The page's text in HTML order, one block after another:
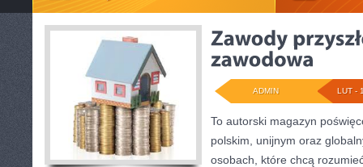
LUT -
ADMIN
To autorski magazyn
polskim, unijnym oraz
osobach, które chcą